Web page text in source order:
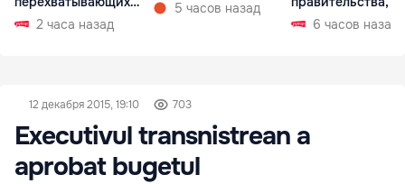
парковок
2 часа назад
5 часов назад
запустении
6 часов назад
12 декабря 2015, 19:10 703
Executivul transnistrean a
aprobat bugetul